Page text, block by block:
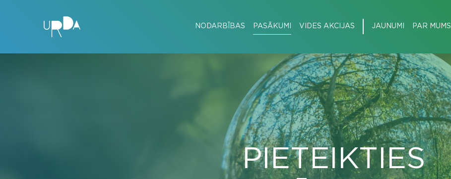
NODARBĪBAS PASĀKUMI VIDES AKCIJAS JAUNUMI PAR MUMS
PIETEIKTIES